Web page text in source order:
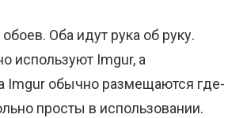
Оба идут рука об руку.
используют Imgur, а
Imgur обычно размещаются где-
просты в использовании.